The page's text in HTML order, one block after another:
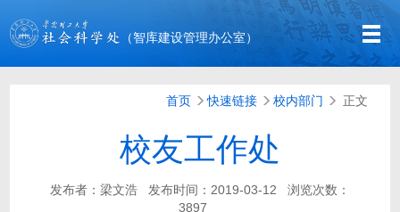
（智库建设管理办公室）
首页 快速链接 校内部门 正文
校友工作处
发布者：梁文浩 发布时间：2019-03-12
浏览次数：
3897